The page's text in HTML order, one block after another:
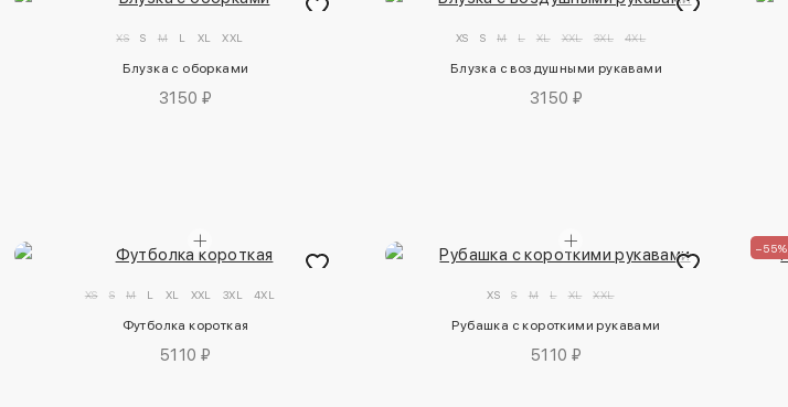
XS S M L XL XXL
Блузка с оборками
3150 ₽
XS S M L XL XXL 3XL 4XL
Блузка с воздушными рукавами
3150 ₽
XS S M L XL XXL 3XL 4XL
Футболка короткая
5110 ₽
XS S M L XL XXL
Рубашка с короткими рукавами
5110 ₽
–55%